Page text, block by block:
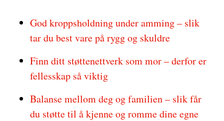
God kroppsholdning under amming – slik
tar du best vare på rygg og skuldre
Finn ditt støttenettverk som mor – derfor er
fellesskap så viktig
Balanse mellom deg og familien – slik får
du støtte til å kjenne og romme dine egne